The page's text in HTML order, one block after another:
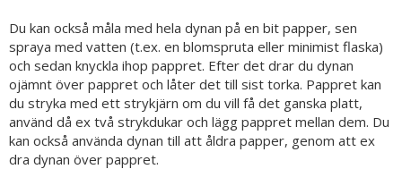
Du kan också måla med hela dynan på en bit papper, sen
spraya med vatten (t.ex. en blomspruta eller minimist flaska)
och sedan knyckla ihop pappret. Efter det drar du dynan
ojämnt över pappret och låter det till sist torka. Pappret kan
du stryka med ett strykjärn om du vill få det ganska platt,
använd då ex två strykdukar och lägg pappret mellan dem. Du
kan också använda dynan till att åldra papper, genom att ex
dra dynan över pappret.